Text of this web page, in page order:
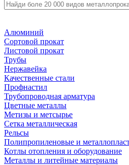
Алюминий
Сортовой прокат
Листовой прокат
Трубы
Нержавейка
Качественные стали
Профнастил
Трубопроводная арматура
Цветные металлы
Метизы и метсырье
Сетка металлическая
Рельсы
Полипропиленовые и
Котлы отопления и оборудование
Металлы и литейные материалы